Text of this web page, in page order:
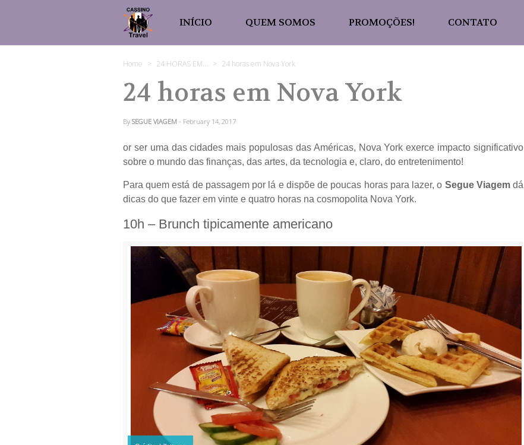
INÍCIO QUEM SOMOS PROMOÇÕES! CONTATO
Home 24 HORAS EM... 24 horas em Nova York
24 horas em Nova York
By SEGUE VIAGEM - February 14, 2017
or ser uma das cidades mais populosas das Américas, Nova York exerce impacto significativo
sobre o mundo das finanças, das artes, da tecnologia e, claro, do entretenimento!
Para quem está de passagem por lá e dispõe de poucas horas para lazer, o Segue Viagemdá
dicas do que fazer em vinte e quatro horas na cosmopolita Nova York.
10h – Brunch tipicamente americano